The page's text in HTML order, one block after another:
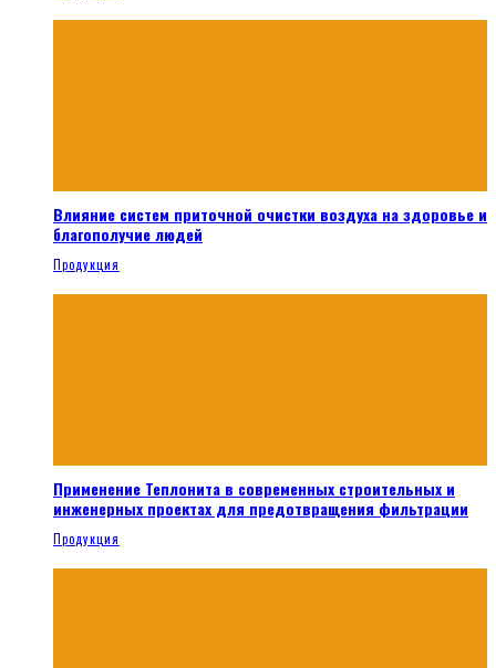
Влияние систем приточной очистки воздуха на здоровье и
благополучие людей
Продукция
Применение Теплонита в современных строительных и
инженерных проектах для предотвращения фильтрации
Продукция